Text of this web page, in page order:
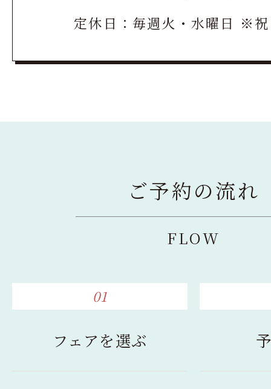
定休日：毎週火・水曜日 ※
ご予約の流れ
FLOW
01
フェアを選ぶ